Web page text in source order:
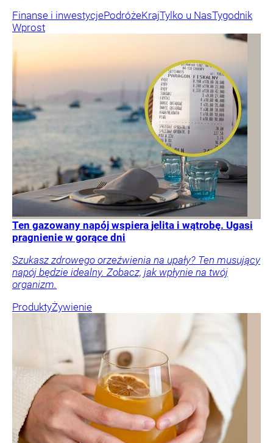
Finanse i inwestycjePodróżeKrajTylko u NasTygodnik
Wprost
Ten gazowany napój wspiera jelita i wątrobę. Ugasi
pragnienie w gorące dni
Szukasz zdrowego orzeźwienia na upały? Ten musujący
napój będzie idealny. Zobacz, jak wpłynie na twój
organizm.
ProduktyŻywienie